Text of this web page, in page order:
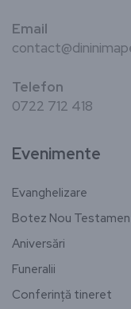
Email
Telefon
0722 712 418
Evenimente
Evanghelizare
Botez Nou
Aniversări
Funeralii
Conferință tineret